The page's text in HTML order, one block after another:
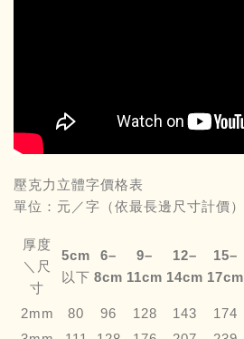
壓克力立體字價格表
單位：元／字（依最長邊尺寸計價）
厚度
＼尺
寸
5cm
以下
6–
8cm
9–
11cm
12–
14cm
15–
17cm
2mm 80 96 128 143 174